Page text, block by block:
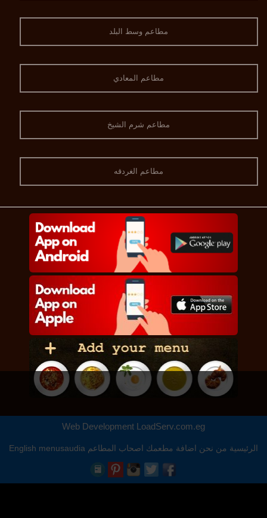
مطاعم وسط البلد
مطاعم المعادي
مطاعم شرم الشيخ
مطاعم الغردقه
Web Development LoadServ.com.eg
الرئيسية من نحن اضافة مطعمك اصحاب المطاعم menusaudia
English